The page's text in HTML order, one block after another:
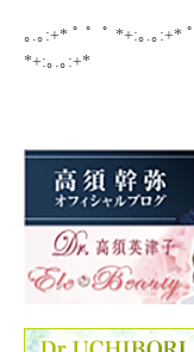
｡.｡:+* ﾟ ゜ﾟ *+:｡.｡:+*
*+:｡.｡:+*